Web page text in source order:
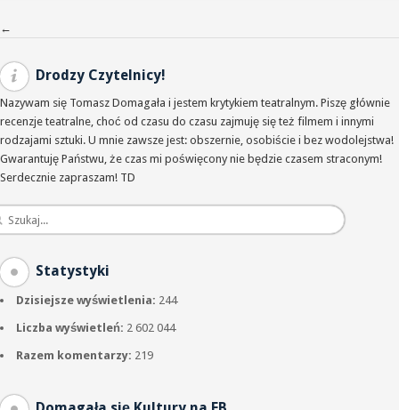
Nawigacja po wpisach
←
Drodzy Czytelnicy!
Nazywam się Tomasz Domagała i jestem krytykiem teatralnym. Piszę głównie
recenzje teatralne, choć od czasu do czasu zajmuję się też filmem i innymi
rodzajami sztuki. U mnie zawsze jest: obszernie, osobiście i bez wodolejstwa!
Gwarantuję Państwu, że czas mi poświęcony nie będzie czasem straconym!
Serdecznie zapraszam! TD
Statystyki
Dzisiejsze wyświetlenia: 244
Liczba wyświetleń: 2 602 044
Razem komentarzy: 219